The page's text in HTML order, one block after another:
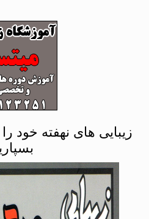
زیبایی های نهفته خود را
بسپارید